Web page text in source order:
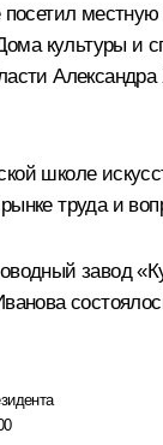
культуры
школе
труда и
завод